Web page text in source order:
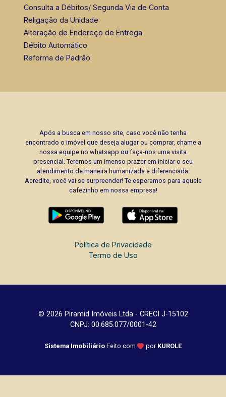
Consulta a Débitos/ Segunda Via de Conta
Religação da Unidade
Alteração de Endereço de Entrega
Débito Automático
Reforma de Padrão
Após a busca em nosso site, caso você não tenha
encontrado o imóvel que deseja alugar ou comprar, chame a
nossa equipe no whatsapp ou faça-nos uma visita
presencial. Teremos um imenso prazer em iniciar o seu
atendimento de maneira humanizada e diferenciada.
Acredite, você vai se surpreender! Te esperamos para aquele
cafezinho em nossa empresa!
Política de Privacidade
Termo de Uso
© 2026 Piramid Imóveis Ltda - CRECI J-15102
CNPJ: 00.685.077/0001-42
Sistema Imobiliário Feito com por KUROLE